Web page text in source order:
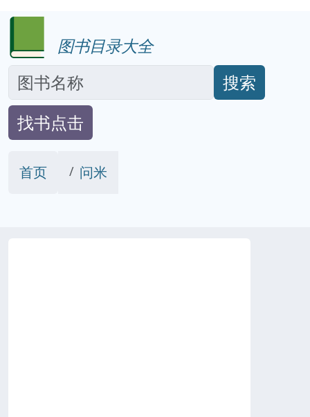
图书目录大全
搜索
找书点击
首页 问米